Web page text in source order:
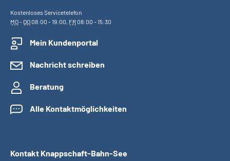
Kostenloses Servicetelefon
MO- DO08:00 - 19:00, FR08:00 - 15:30
Mein Kundenportal
Nachricht schreiben
Beratung
Alle Kontaktmöglichkeiten
Kontakt Knappschaft-Bahn-See